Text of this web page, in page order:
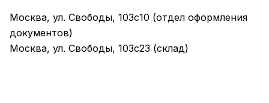
Москва, ул. Свободы, 103с10 (отдел оформления
документов)
Москва, ул. Свободы, 103с23 (склад)